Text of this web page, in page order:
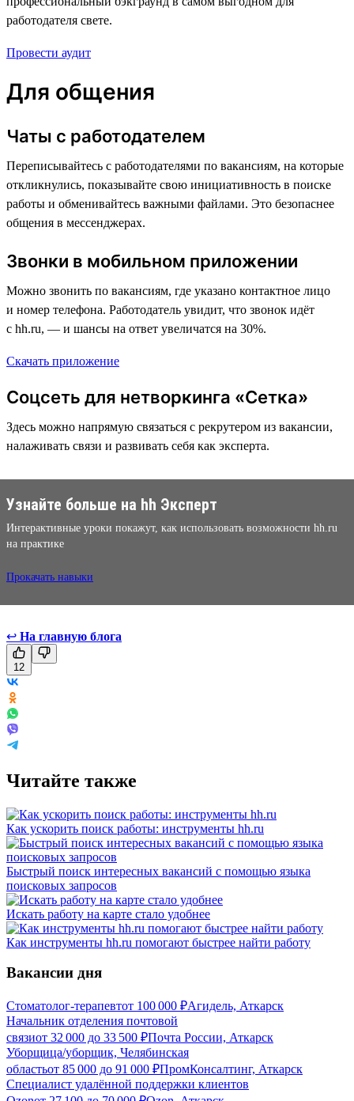
работодателя свете.
Провести аудит
Для общения
Чаты с работодателем
Переписывайтесь с работодателями по вакансиям, на которые
откликнулись, показывайте свою инициативность в поиске
работы и обменивайтесь важными файлами. Это безопаснее
общения в мессенджерах.
Звонки в мобильном приложении
Можно звонить по вакансиям, где указано контактное лицо
и номер телефона. Работодатель увидит, что звонок идёт
с hh.ru, — и шансы на ответ увеличатся на 30%.
Скачать приложение
Соцсеть для нетворкинга «Сетка»
Здесь можно напрямую связаться с рекрутером из вакансии,
налаживать связи и развивать себя как эксперта.
Узнайте больше на hh Эксперт
Интерактивные уроки покажут, как использовать возможности hh.ru
на практике
Прокачать навыки
↩ На главную блога
12
Читайте также
Как ускорить поиск работы: инструменты hh.ru
Быстрый поиск интересных вакансий с помощью языка
поисковых запросов
Искать работу на карте стало удобнее
Как инструменты hh.ru помогают быстрее найти работу
Вакансии дня
Стоматолог-терапевтот 100 000 ₽Агидель, Аткарск
Начальник отделения почтовой
связиот 32 000 до 33 500 ₽Почта России, Аткарск
Уборщица/уборщик, Челябинская
областьот 85 000 до 91 000 ₽ПромКонсалтинг, Аткарск
Специалист удалённой поддержки клиентов